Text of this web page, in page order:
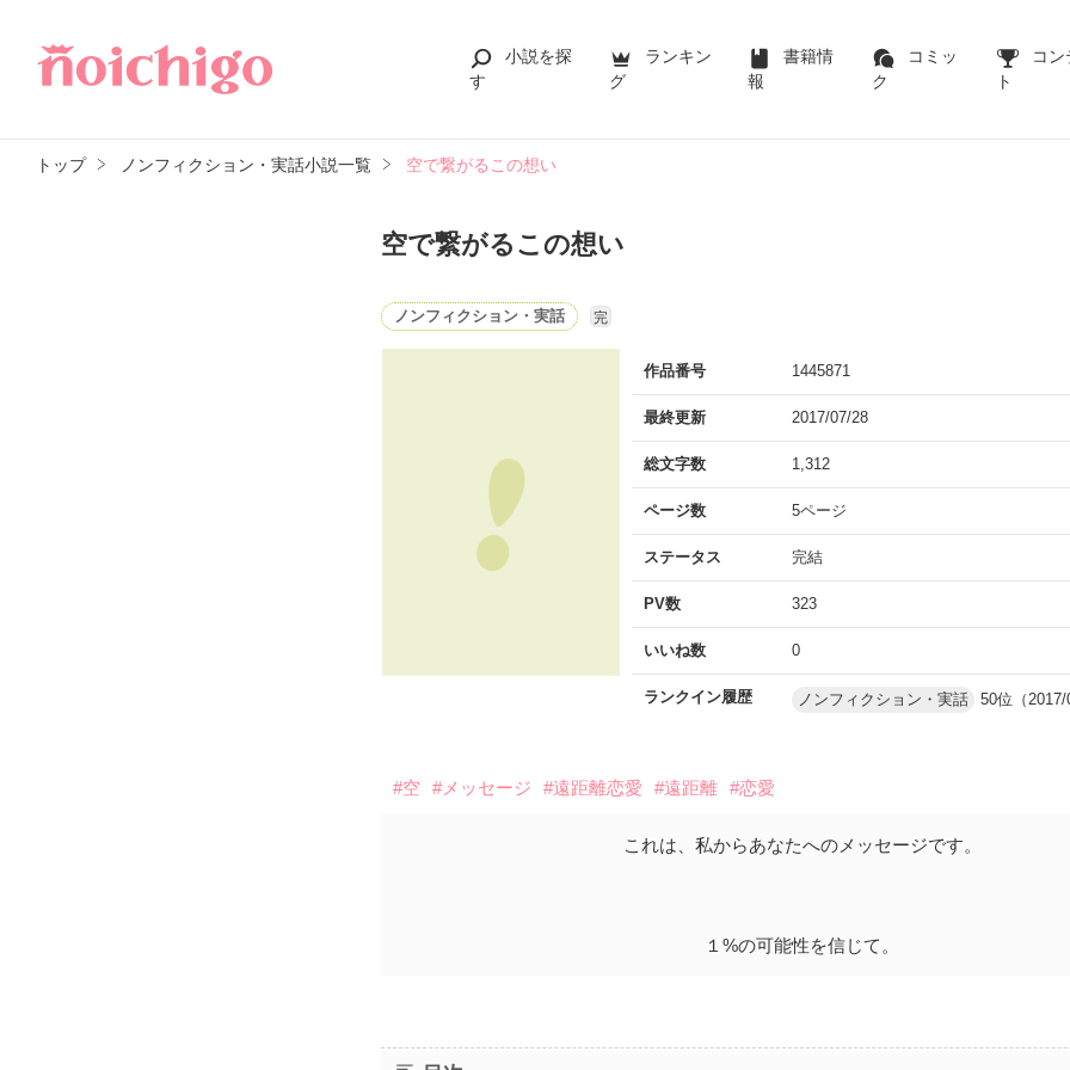
小説を探
す
ランキン
グ
書籍情
報
コミッ
ク
コン
ト
トップ ノンフィクション・実話小説一覧 空で繋がるこの想い
空で繋がるこの想い
ノンフィクション・実話 完
作品番号 1445871
最終更新 2017/07/28
総文字数 1,312
ページ数 5ページ
ステータス 完結
PV数 323
いいね数 0
ランクイン履歴 ノンフィクション・実話 50位（2017/
#空 #メッセージ #遠距離恋愛 #遠距離 #恋愛
これは、私からあなたへのメッセージです。
１%の可能性を信じて。